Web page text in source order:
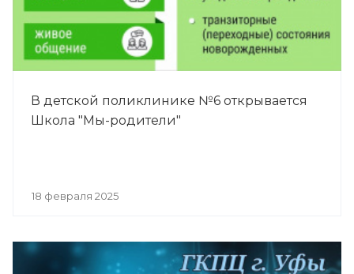
В детской поликлинике №6 открывается
Школа "Мы-родители"
18 февраля 2025